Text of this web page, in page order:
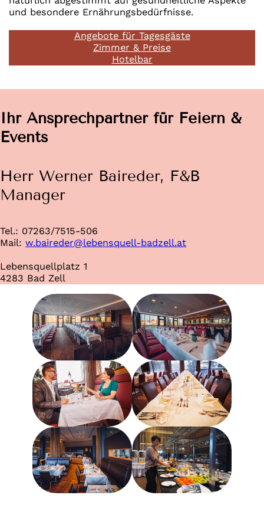
und besondere Ernährungsbedürfnisse.
Angebote für Tagesgäste
Zimmer & Preise
Hotelbar
Ihr Ansprechpartner für Feiern &
Events
Herr Werner Baireder, F&B
Manager
Tel.: 07263/7515-506
Mail: w.baireder@lebensquell-badzell.at
Lebensquellplatz 1
4283 Bad Zell